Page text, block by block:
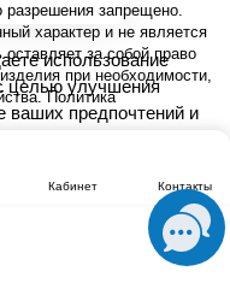
разрешения запрещено.
характер и не является
за собой право
при необходимости,
Политика
Кабинет Контакты
использование
целью улучшения
ваших предпочтений и